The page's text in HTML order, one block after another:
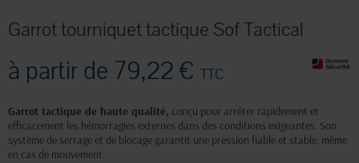
Garrot tourniquet tactique Sof Tactical
à partir de 79,22 € TTC
Garrot tactique de haute qualité, conçu pour arrêter rapidement et
efficacement les hémorragies externes dans des conditions exigeantes. Son
système de serrage et de blocage garantit une pression fiable et stable, même
en cas de mouvement.